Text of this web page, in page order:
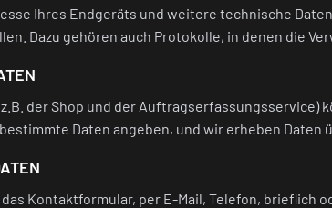
Ihres Endgeräts und weitere technische
Dazu gehören auch Protokolle, in denen die
der Shop und der Auftragserfassungsservice)
Daten angeben, und wir erheben Daten
das Kontaktformular, per E-Mail, Telefon,